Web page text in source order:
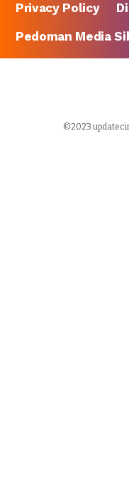
Privacy Policy
Pedoman Media
©2023